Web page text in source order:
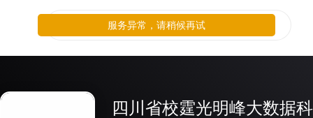
四川省校霆光明峰大数据
服务异常，请稍候再试